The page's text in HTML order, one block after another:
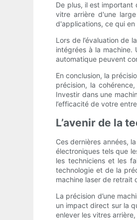
De plus, il est
vitre arrière d'une
d'applications, ce qui
Lors de l’évaluation de
intégrées à la machine.
automatique peuvent
En conclusion, la
précision, la
Investir dans une
l’efficacité de votre
L’avenir de la
Ces dernières années,
électroniques tels que
les techniciens et les
technologie et de la
machine laser de retrait
La précision d’une
un impact direct sur la
enlever les vitres